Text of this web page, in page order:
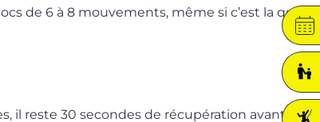
de 6 à 8 mou­ve­ments, même si c’est la qua­
il reste 30 secondes de récu­pé­ra­tion avant le